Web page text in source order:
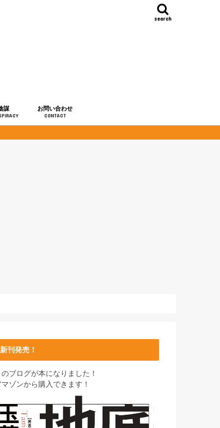
search
謀 お問い合わせ
CONTACT
新刊発売！
のブログが本になりました！
ゾンから購入できます！